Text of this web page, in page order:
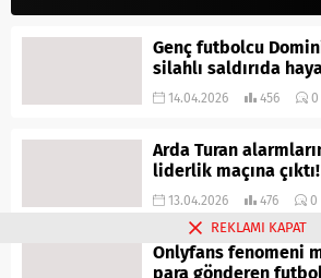
Genç futbolcu
silahlı saldırıda
14.04.2026 456 0
Arda Turan
liderlik maçına
13.04.2026 476 0
Onlyfans fenomeni
para gönderen
REKLAMI KAPAT